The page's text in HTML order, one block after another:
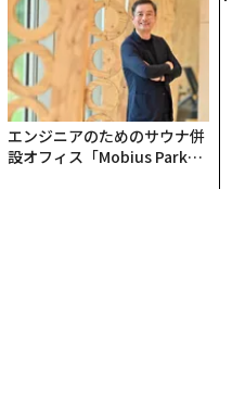
エンジニアのためのサウナ併
設オフィス「Mobius Park」